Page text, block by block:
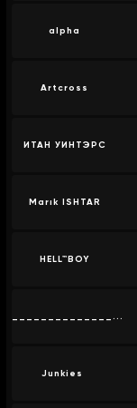
alpha
Artcross
ИТАН УИНТЭРС
Marık ISHTAR
HELL™BOY
______________...
Junkies